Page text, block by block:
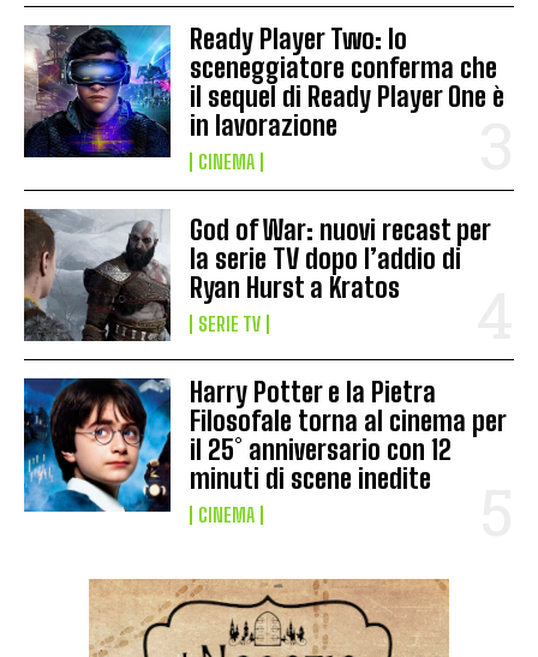
Ready Player Two: lo
sceneggiatore conferma che
il sequel di Ready Player One è
in lavorazione
CINEMA
God of War: nuovi recast per
la serie TV dopo l’addio di
Ryan Hurst a Kratos
SERIE TV
Harry Potter e la Pietra
Filosofale torna al cinema per
il 25° anniversario con 12
minuti di scene inedite
CINEMA